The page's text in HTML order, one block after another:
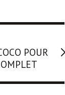
POUR